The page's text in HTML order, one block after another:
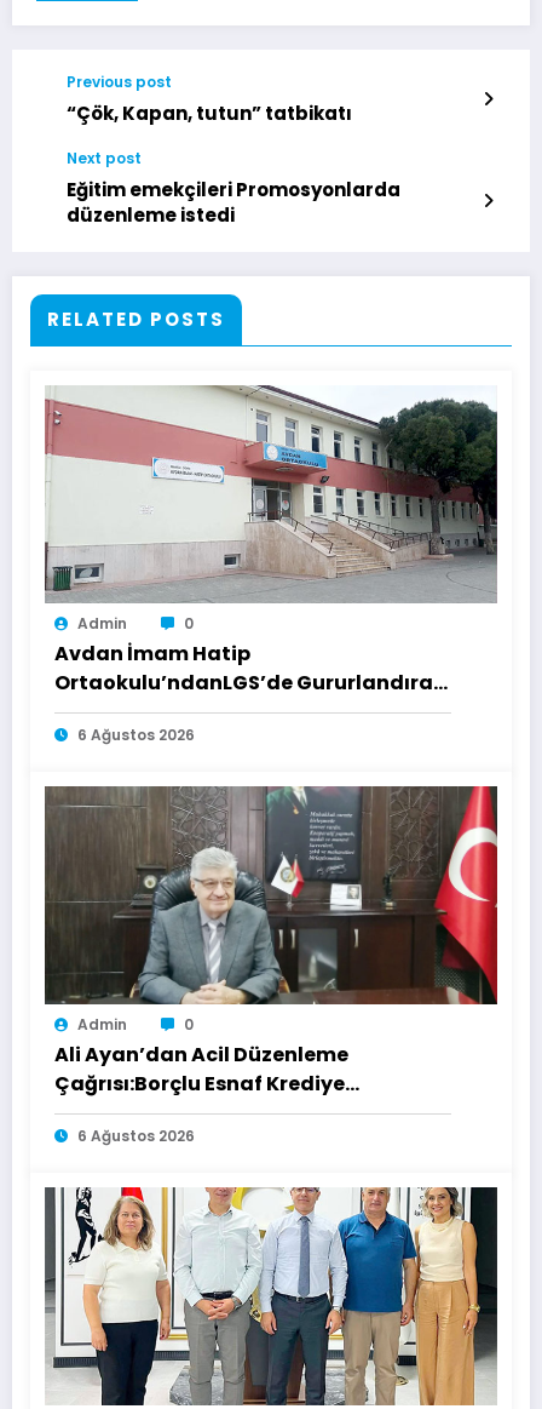
Previous post
“Çök, Kapan, tutun” tatbikatı
Next post
Eğitim emekçileri Promosyonlarda
düzenleme istedi
RELATED POSTS
Admin 0
Avdan İmam Hatip
Ortaokulu’ndanLGS’de Gururlandıran
Başarı
6 Ağustos 2026
Admin 0
Ali Ayan’dan Acil Düzenleme
Çağrısı:Borçlu Esnaf Krediye
Ulaşamıyor
6 Ağustos 2026